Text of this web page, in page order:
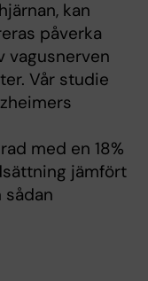
kan
påverka
vagusnerven
Vår studie
med en 18%
jämfört